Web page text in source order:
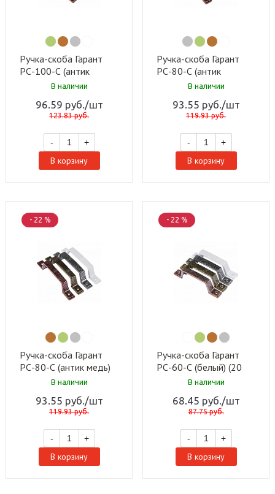
Ручка-скоба Гарант
РС-100-С (антик
бронза) (50 шт)
В наличии
96.59 руб. /шт
123.83руб.
- +
В корзину
Ручка-скоба Гарант
РС-80-С (антик
серебро) (50 шт)
В наличии
93.55 руб. /шт
119.93руб.
- +
В корзину
- 22 %
Ручка-скоба Гарант
РС-80-С (антик медь)
В наличии
93.55 руб. /шт
119.93руб.
- +
В корзину
- 22 %
Ручка-скоба Гарант
РС-60-С (белый) (20
В наличии
68.45 руб. /шт
87.75руб.
- +
В корзину